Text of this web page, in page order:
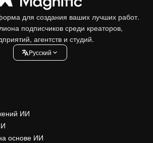
для создания ваших лучших работ.
подписчиков среди креаторов,
агентств и студий.
Pусский
ИИ
основе ИИ